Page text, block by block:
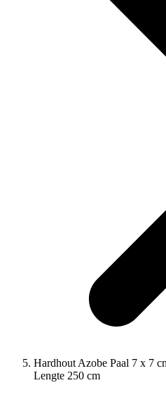
Hardhout Azobe Paal 7 x 7
Lengte 250 cm